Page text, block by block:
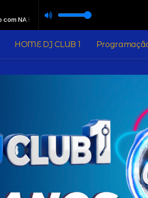
DO RANGO
HOME DJ CLUB 1